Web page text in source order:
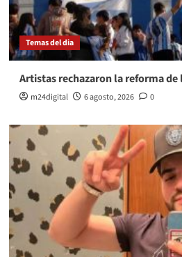
Temas del dia
Artistas rechazaron la reforma de
m24digital 6 agosto, 2026 0